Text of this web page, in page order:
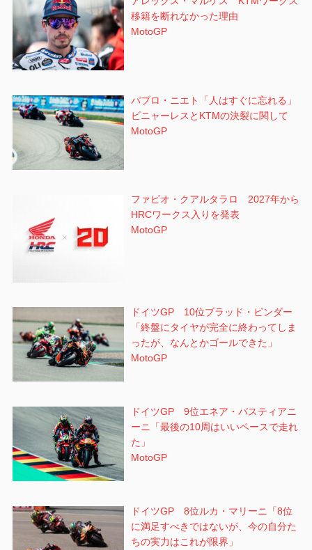
移籍を断れなかった理由
MotoGP
パブロ・ニエト「人はすぐに忘れる」
ビニャーレスとKTMの決裂に関して
MotoGP
ファビオ・クアルタラロ 2027年から
HRCワークス入りを発表
MotoGP
ドイツGP 10位ブラッド・ビンダー
「終盤にタイヤが完全に終わってしま
ったが、なんとかゴールできた」
MotoGP
ドイツGP 9位エネア・バスティアニ
ーニ「最後の10周はいいペースで走れ
た」
MotoGP
ドイツGP 8位ルカ・マリーニ「8位
に満足すべきではないが、今の自分た
ちの実力はこれが限界」